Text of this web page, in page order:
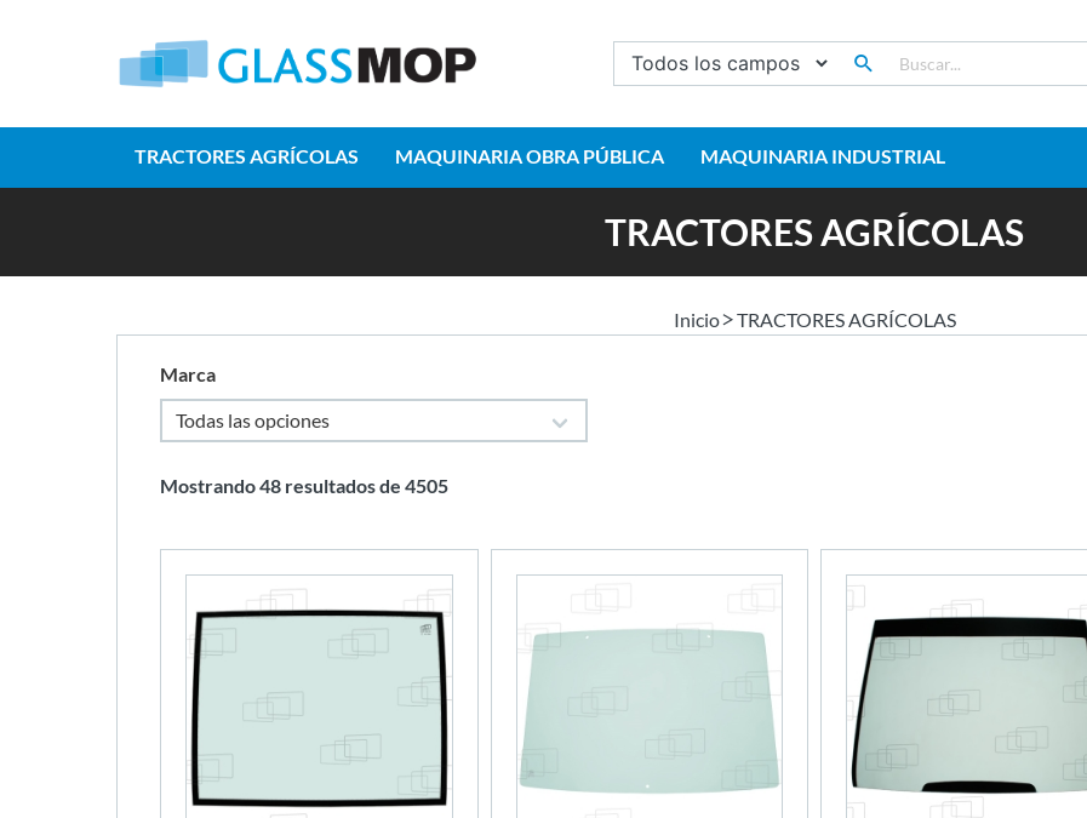
TRACTORES AGRÍCOLAS MAQUINARIA OBRA PÚBLICA MAQUINARIA INDUSTRIAL
TRACTORES AGRÍCOLAS
Inicio TRACTORES AGRÍCOLAS
Marca
Mostrando48 resultados de 4505